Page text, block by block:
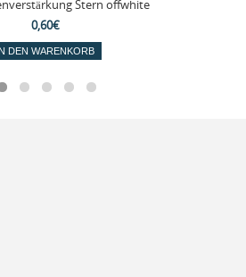
Stern offwhite
0,60€
DEN WARENKORB